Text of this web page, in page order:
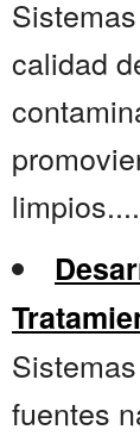
calidad
limpios....
fuentes